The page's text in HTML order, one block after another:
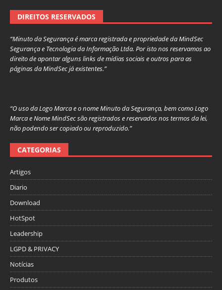
DIREITOS RESERVADOS
“Minuto da Segurança é marca registrada e propriedade da MindSec
Segurança e Tecnologia da Informação Ltda. Por isto nos reservamos ao
direito de apontar alguns links de mídias sociais e outros para as
páginas da MindSec já existentes.”
“O uso da Logo Marca e o nome Minuto da Segurança, bem como Logo
Marca e Nome MindSec são registrados e reservados nos termos da lei,
não podendo ser copiado ou reproduzido.”
CATEGORIAS
Artigos
Diario
Download
HotSpot
Leadership
LGPD & PRIVACY
Notícias
Produtos